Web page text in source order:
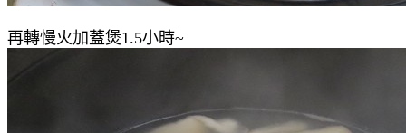
再轉慢火加蓋煲1.5小時~